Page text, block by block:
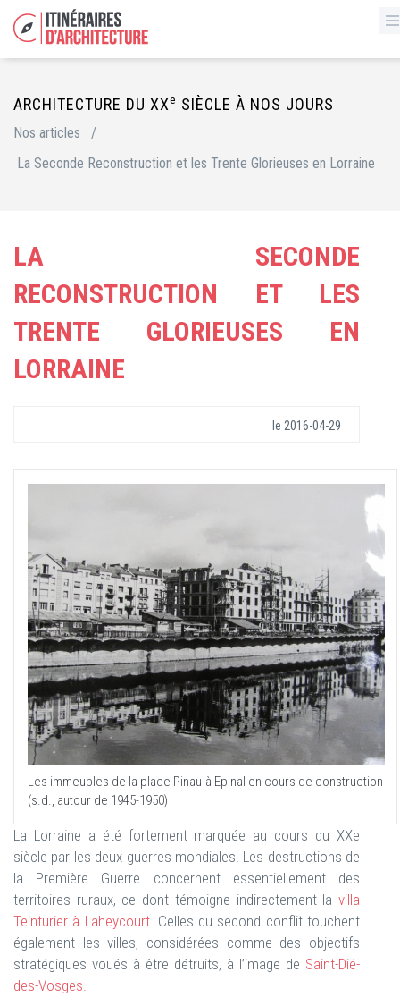
ARCHITECTURE DU XXe SIÈCLE À NOS JOURS
Nos articles
/
La Seconde Reconstruction et les Trente Glorieuses en Lorraine
LA SECONDE
RECONSTRUCTION ET LES
TRENTE GLORIEUSES EN
LORRAINE
le 2016-04-29
Les immeubles de la place Pinau à Epinal en cours de construction
(s.d., autour de 1945-1950)
La Lorraine a été fortement marquée au cours du XXe
siècle par les deux guerres mondiales. Les destructions de
la Première Guerre concernent essentiellement des
territoires ruraux, ce dont témoigne indirectement la villa
Teinturier à Laheycourt. Celles du second conflit touchent
également les villes, considérées comme des objectifs
stratégiques voués à être détruits, à l’image de Saint-Dié-
des-Vosges.